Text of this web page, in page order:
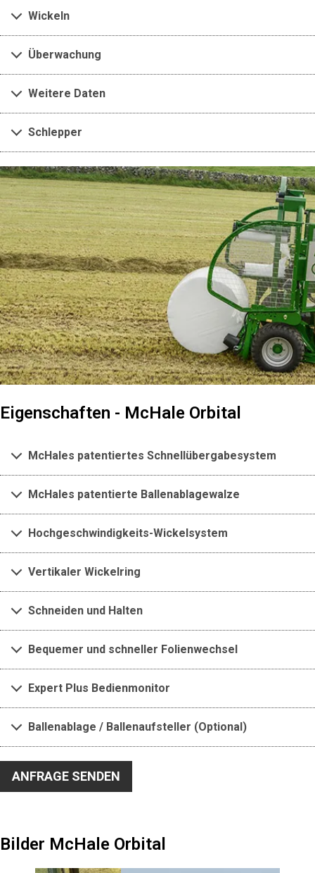
Wickeln
Überwachung
Weitere Daten
Schlepper
Eigenschaften - McHale Orbital
McHales patentiertes Schnellübergabesystem
McHales patentierte Ballenablagewalze
Hochgeschwindigkeits-Wickelsystem
Vertikaler Wickelring
Schneiden und Halten
Bequemer und schneller Folienwechsel
Expert Plus Bedienmonitor
Ballenablage / Ballenaufsteller (Optional)
ANFRAGE SENDEN
Bilder McHale Orbital